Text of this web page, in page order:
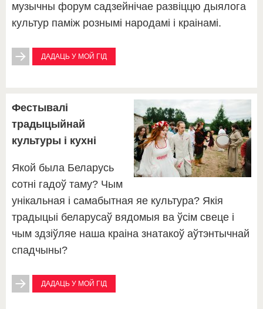
музычны форум садзейнічае развіццю дыялога
культур паміж рознымі народамі і краінамі.
ДАДАЦЬ У МОЙ ГІД
Фестывалі
традыцыйнай
культуры і кухні
Якой была Беларусь
сотні гадоў таму? Чым
унікальная і самабытная яе культура? Якія
традыцыі беларусаў вядомыя ва ўсім свеце і
чым здзіўляе наша краіна знатакоў аўтэнтычнай
спадчыны?
ДАДАЦЬ У МОЙ ГІД